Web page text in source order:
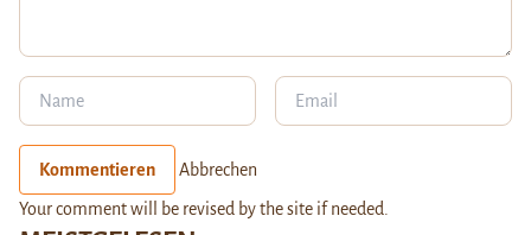
Kommentieren Abbrechen
Your comment will be revised by the site if needed.